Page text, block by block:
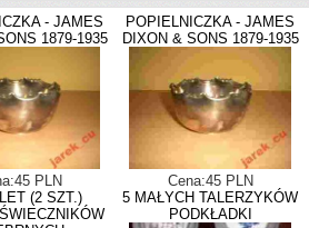
- JAMES
1879-1935
PLN
POPIELNICZKA - JAMES
DIXON & SONS 1879-1935
Cena:45 PLN
(2 SZT.)
5 MAŁYCH TALERZYKÓW
PODKŁADKI